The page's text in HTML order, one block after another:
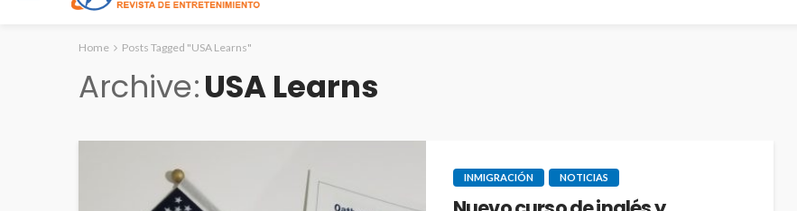
Home Posts Tagged "USA Learns"
Archive USA Learns
INMIGRACIÓN NOTICIAS